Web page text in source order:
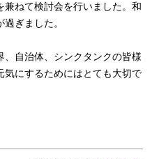
ねて検討会を行いました。和
ぎました。
、自治体、シンクタンクの皆様
気にするためにはとても大切で